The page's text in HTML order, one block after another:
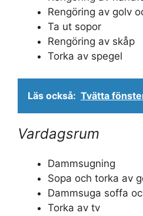
Rengöring av golv
Ta ut sopor
Rengöring av skåp
Torka av spegel
Läs också: Tvätta
Vardagsrum
Dammsugning
Sopa och torka av
Dammsuga soffa
Torka av tv